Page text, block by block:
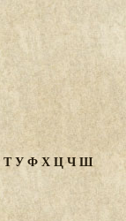
ТУФХЦЧШ